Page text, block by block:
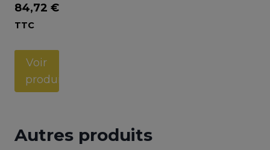
84,72 €
TTC
Voir
produit
Autres produits